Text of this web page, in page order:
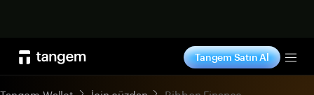
Tangem Satın Al